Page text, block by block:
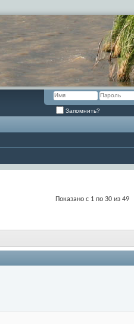
Запомнить?
Показано с 1 по 30 из 49